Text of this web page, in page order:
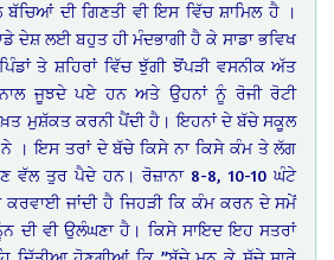
ਦੀ ਗਿਣਤੀ ਵੀ ਇਸ ਵਿੱਚ ਸ਼ਾਮਿਲ ਹੈ ।
ਦੇਸ਼ ਲਈ ਬਹੁਤ ਹੀ ਮੰਦਭਾਗੀ ਹੈ ਕੇ ਸਾਡਾ ਭਵਿਖ
ਤੇ ਸ਼ਹਿਰਾਂ ਵਿੱਚ ਝੁੱਗੀ ਝੋਂਪੜੀ ਵਸਨੀਕ ਅੱਤ
ਨਾਲ ਜੂਝਦੇ ਪਏ ਹਨ ਅਤੇ ਉਹਨਾਂ ਨੂੰ ਰੋਜੀ ਰੋਟੀ
ਮੁਸ਼ੱਕਤ ਕਰਨੀ ਪੈਂਦੀ ਹੈ। ਇਹਨਾਂ ਦੇ ਬੱਚੇ ਸਕੂਲ
ਨੇ । ਇਸ ਤਰਾਂ ਦੇ ਬੱਚੇ ਕਿਸੇ ਨਾ ਕਿਸੇ ਕੰਮ ਤੇ ਲੱਗ
ਵੱਲ ਤੁਰ ਪੈਦੇ ਹਨ। ਰੋਜ਼ਾਨਾ 8-8, 10-10 ਘੰਟੇ
ਜਾਂਦੀ ਹੈ ਜਿਹੜੀ ਕਿ ਕੰਮ ਕਰਨ ਦੇ ਸਮੇਂ
ਦੀ ਵੀ ਉਲੰਘਣਾ ਹੈ। ਕਿਸੇ ਸਾਇਦ ਇਹ ਸਤਰਾਂ